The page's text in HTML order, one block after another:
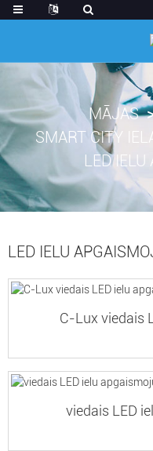
MĀJAS
SMART CITY
LED
LED IELU
C-Lux viedais
viedais LED